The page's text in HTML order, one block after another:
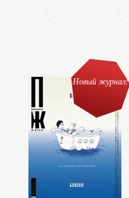
Новый журнал!